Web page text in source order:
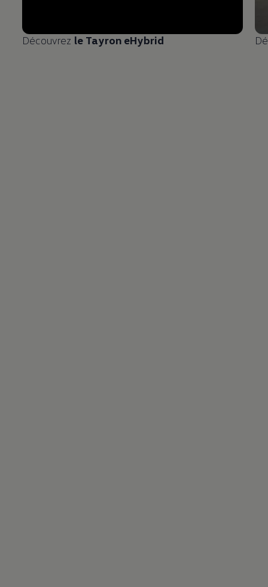
Découvrez le Tayron eHybrid